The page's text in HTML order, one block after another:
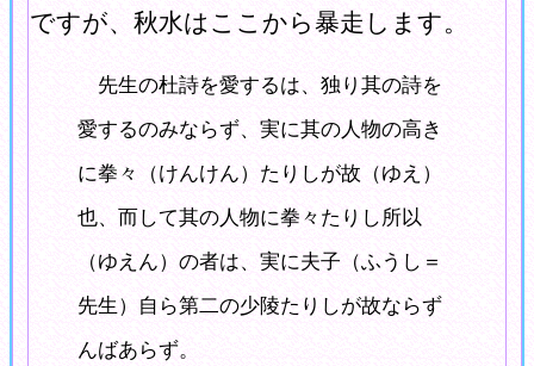
ですが、秋水はここから暴走します。
先生の杜詩を愛するは、独り其の詩を
愛するのみならず、実に其の人物の高き
に拳々（けんけん）たりしが故（ゆえ）
也、而して其の人物に拳々たりし所以
（ゆえん）の者は、実に夫子（ふうし＝
先生）自ら第二の少陵たりしが故ならず
んばあらず。